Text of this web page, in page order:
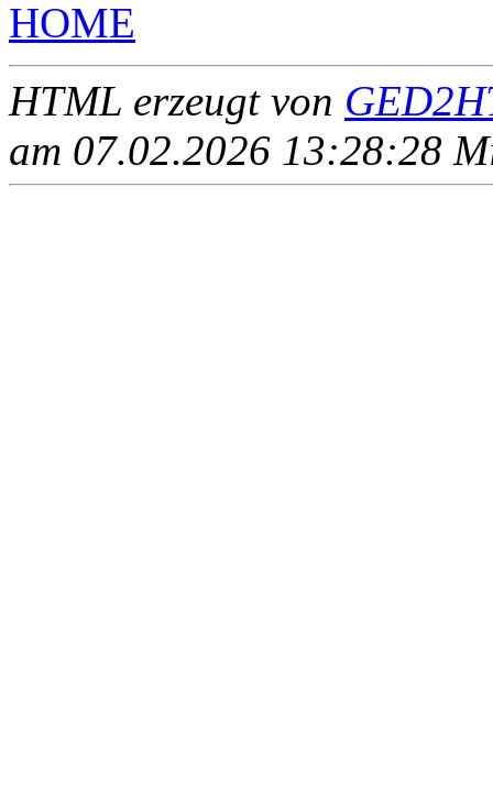
HOME
HTML erzeugt von
am 07.02.2026 13:28:28